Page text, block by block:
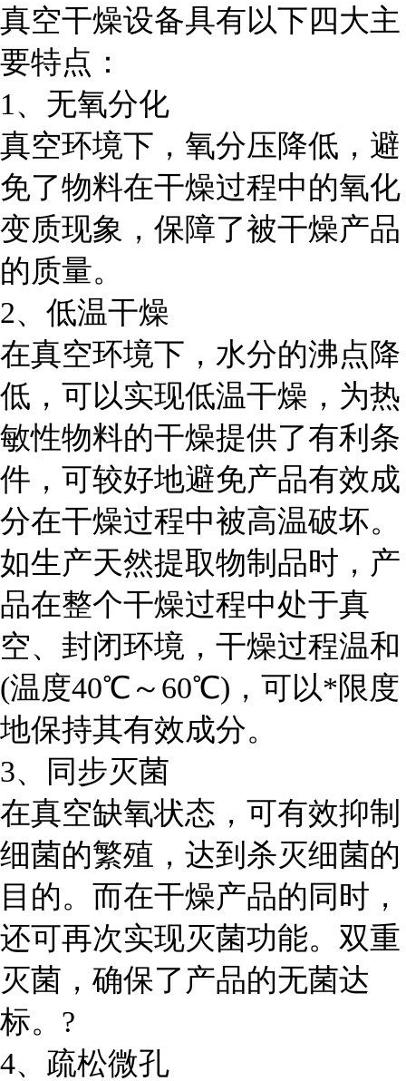
真空干燥设备具有以下四大主
要特点：
1、无氧分化
真空环境下，氧分压降低，避
免了物料在干燥过程中的氧化
变质现象，保障了被干燥产品
的质量。
2、低温干燥
在真空环境下，水分的沸点降
低，可以实现低温干燥，为热
敏性物料的干燥提供了有利条
件，可较好地避免产品有效成
分在干燥过程中被高温破坏。
如生产天然提取物制品时，产
品在整个干燥过程中处于真
空、封闭环境，干燥过程温和
(温度40℃～60℃)，可以*限度
地保持其有效成分。
3、同步灭菌
在真空缺氧状态，可有效抑制
细菌的繁殖，达到杀灭细菌的
目的。而在干燥产品的同时，
还可再次实现灭菌功能。双重
灭菌，确保了产品的无菌达
标。?
4、疏松微孔